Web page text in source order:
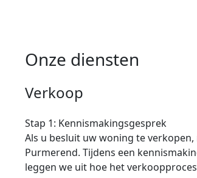
Onze diensten
Verkoop
Stap 1: Kennismakingsgesprek
Als u besluit uw woning te
Purmerend. Tijdens een
leggen we uit hoe het